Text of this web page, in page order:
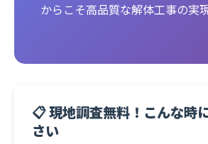
からこそ高品質な解体工事の実
📋 現地調査無料！こんな時
さい